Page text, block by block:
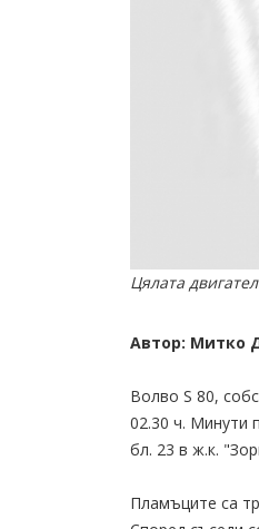
Цялата
Автор: Митко
Волво S 80,
02.30 ч. Минути
бл. 23 в ж.к.
Пламъците са